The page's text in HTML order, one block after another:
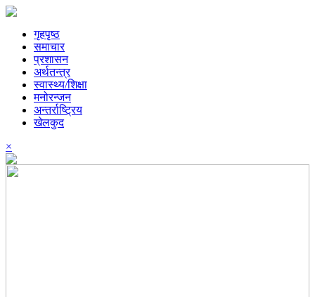
गृहपृष्ठ
समाचार
प्रशासन
अर्थतन्त्र
स्वास्थ्य/शिक्षा
मनोरन्जन
अन्तर्राष्ट्रिय
खेलकुद
×